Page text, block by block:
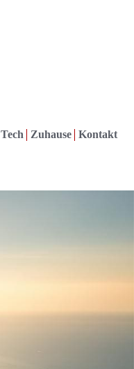
Tech Zuhause Kontakt